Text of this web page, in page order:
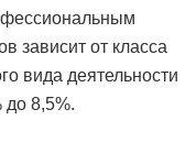
зависит от класса
вида деятельности
до 8,5%.